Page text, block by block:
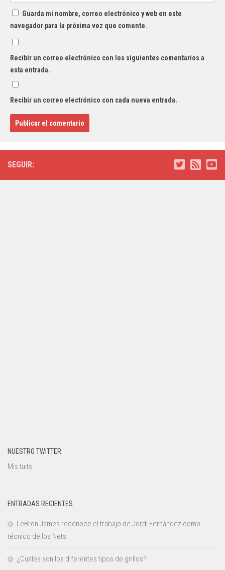
Guarda mi nombre, correo electrónico y web en este
navegador para la próxima vez que comente.
Recibir un correo electrónico con los siguientes comentarios a
esta entrada.
Recibir un correo electrónico con cada nueva entrada.
SEGUIR:
NUESTRO TWITTER
Mis tuits
ENTRADAS RECIENTES
LeBron James reconoce el trabajo de Jordi Fernández como
técnico de los Nets.
¿Cuáles son los diferentes tipos de grillos?